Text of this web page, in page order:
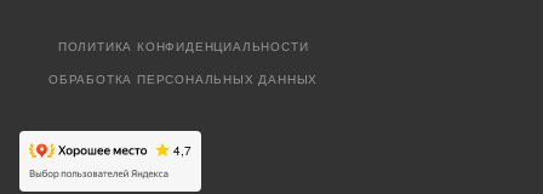
ПОЛИТИКА КОНФИДЕНЦИАЛЬНОСТИ
ОБРАБОТКА ПЕРСОНАЛЬНЫХ ДАННЫХ